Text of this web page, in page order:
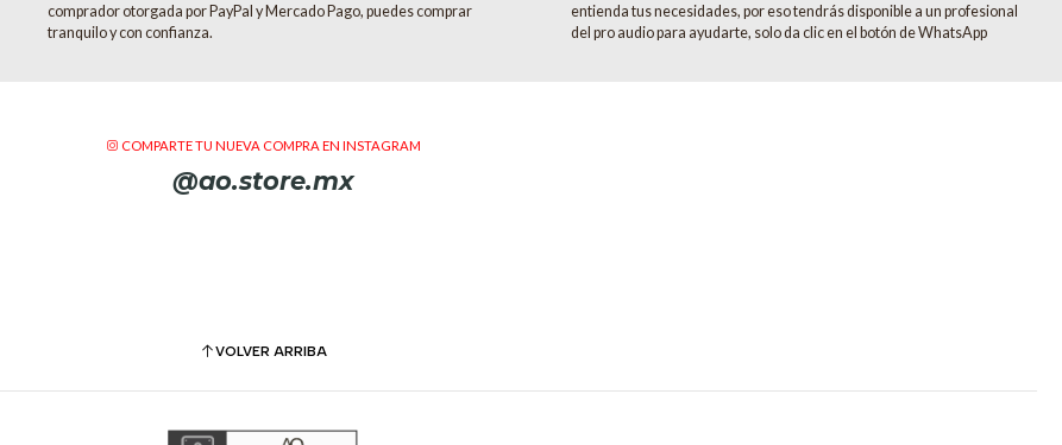
comprador otorgada por PayPal y Mercado Pago, puedes comprar
tranquilo y con confianza.
entienda tus necesidades, por eso tendrás disponible a un profesional
del pro audio para ayudarte, solo da clic en el botón de WhatsApp
COMPARTE TU NUEVA COMPRA EN INSTAGRAM
@ao.store.mx
VOLVER ARRIBA